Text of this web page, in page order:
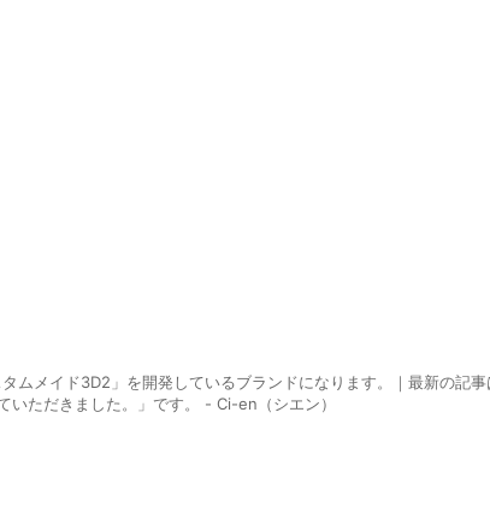
ムメイド3D2」を開発しているブランドになります。｜最新の記
ただきました。」です。 - Ci-en（シエン）